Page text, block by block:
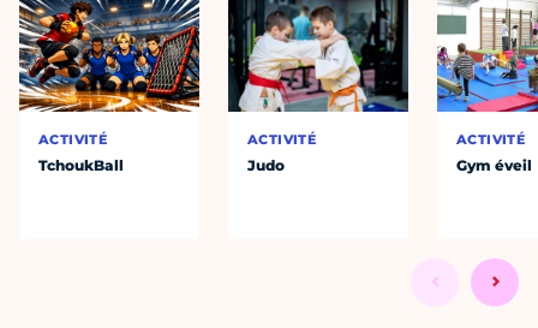
ACTIVITÉ
TchoukBall
ACTIVITÉ
Judo
ACTIVITÉ
Gym éveil